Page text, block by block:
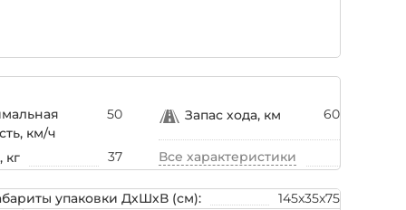
км/ч
50 Запас хода, км 60
кг 37 Все характеристики
упаковки ДхШхВ (см): 145x35x75